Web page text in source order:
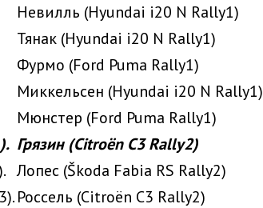
Невилль (Hyundai i20 N Rally1)
Тянак (Hyundai i20 N Rally1)
Фурмо (Ford Puma Rally1)
Миккельсен (Hyundai i20 N Rally1)
Мюнстер (Ford Puma Rally1)
Грязин (Citroën C3 Rally2)
Лопес (Škoda Fabia RS Rally2)
Россель (Citroën C3 Rally2)